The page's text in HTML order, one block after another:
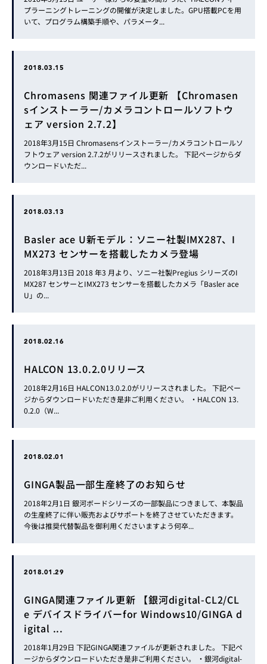
プラーニングトレーニングの開催が決定しました。GPU搭載PCを用
いて、プログラム構築手順や、パラメータ...
2018.03.15
Chromasens 関連ファイル更新 【Chromasen
sインストーラー/カメラコントロールソフトウ
ェア version 2.7.2】
2018年3月15日 Chromasensインストーラー/カメラコントロールソ
フトウェア version 2.7.2がリリースされました。 下記ページからダ
ウンロードいただ...
2018.03.13
Basler ace U新モデル：ソニー社製IMX287、I
MX273 センサーを搭載したカメラ登場
2018年3月13日 2018 年3 月より、ソニー社製Pregius シリーズのI
MX287 センサーとIMX273 センサーを搭載したカメラ「Basler ace
U」の...
2018.02.16
HALCON 13.0.2.0リリース
2018年2月16日 HALCON13.0.2.0がリリースされました。 下記ペー
ジからダウンロードいただき是非ご利用ください。 ・HALCON 13.
0.2.0（W...
2018.02.01
GINGA製品一部生産終了のお知らせ
2018年2月1日 銀河ボードシリーズの一部製品につきまして、本製品
の生産終了に伴い販売およびサポートを終了させていただきます。
今後は推奨代替製品を御利用くださいますよう何卒...
2018.01.29
GINGA関連ファイル更新 【銀河digital-CL2/CL
e デバイスドライバーfor Windows10/GINGA d
igital ...
2018年1月29日 下記GINGA関連ファイルが更新されました。 下記ペ
ージからダウンロードいただき是非ご利用ください。 ・銀河digital-